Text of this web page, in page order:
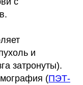
и
затронуты).
(ПЭТ-